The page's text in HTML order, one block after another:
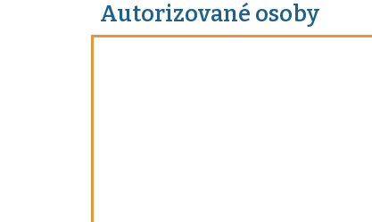
Autorizované osoby